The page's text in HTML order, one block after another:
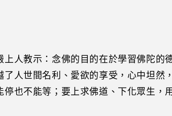
上人教示：念佛的目的在於學習佛陀
了人世間名利、愛欲的享受，心中坦
也不能等；要上求佛道、下化眾生，